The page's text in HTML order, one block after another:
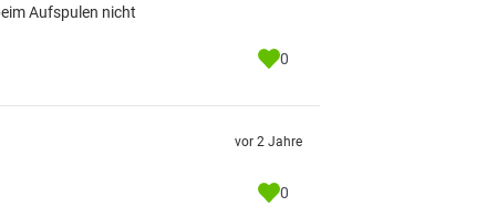
Aufspulen nicht
0
vor 2 Jahre
0